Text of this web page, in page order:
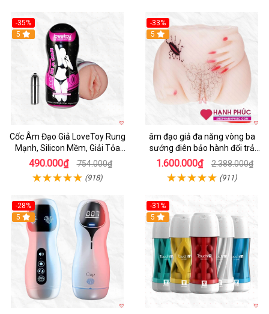
-35%
5
Cốc Âm Đạo Giả LoveToy Rung
Mạnh, Silicon Mềm, Giải Tỏa
Sinh Lý
490.000₫ 754.000₫
(918)
-33%
5
âm đạo giả đa năng vòng ba
sướng điên bảo hành đổi trả
nhanh
1.600.000₫ 2.388.000₫
(911)
-28%
5
-31%
Hot
5